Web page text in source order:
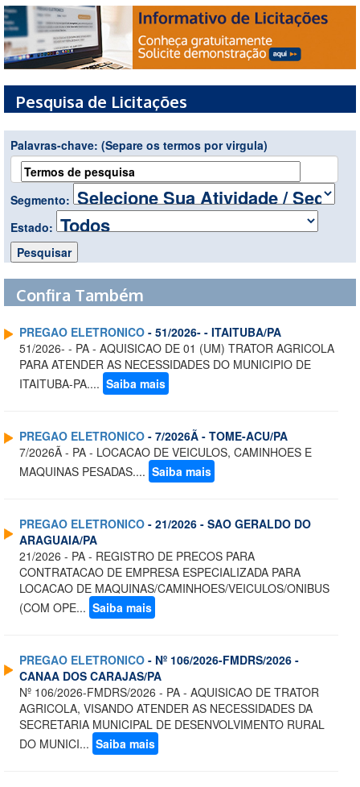
Pesquisa de Licitações
Palavras-chave: (Separe os termos por virgula)
Segmento:
Estado:
Confira Também
PREGAO ELETRONICO - 51/2026- - ITAITUBA/PA
51/2026- - PA - AQUISICAO DE 01 (UM) TRATOR AGRICOLA
PARA ATENDER AS NECESSIDADES DO MUNICIPIO DE
ITAITUBA-PA.... Saiba mais
PREGAO ELETRONICO - 7/2026Ã - TOME-ACU/PA
7/2026Ã - PA - LOCACAO DE VEICULOS, CAMINHOES E
MAQUINAS PESADAS.... Saiba mais
PREGAO ELETRONICO - 21/2026 - SAO GERALDO DO
ARAGUAIA/PA
21/2026 - PA - REGISTRO DE PRECOS PARA
CONTRATACAO DE EMPRESA ESPECIALIZADA PARA
LOCACAO DE MAQUINAS/CAMINHOES/VEICULOS/ONIBUS
(COM OPE... Saiba mais
PREGAO ELETRONICO - Nº 106/2026-FMDRS/2026 -
CANAA DOS CARAJAS/PA
Nº 106/2026-FMDRS/2026 - PA - AQUISICAO DE TRATOR
AGRICOLA, VISANDO ATENDER AS NECESSIDADES DA
SECRETARIA MUNICIPAL DE DESENVOLVIMENTO RURAL
DO MUNICI... Saiba mais